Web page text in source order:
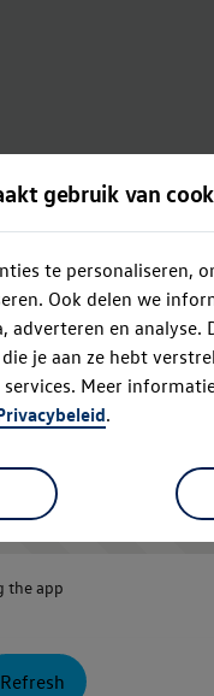
gebruik van
te personaliseren,
Ook delen we
en analyse.
je aan ze hebt
Meer
.
Oops!
the app
Refresh